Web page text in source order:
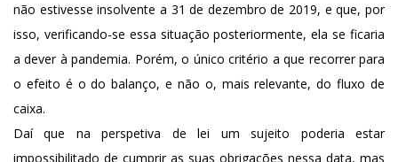
não estivesse insolvente a 31 de dezembro de 2019, e que, por
isso, verificando-se essa situação posteriormente, ela se ficaria
a dever à pandemia. Porém, o único critério a que recorrer para
o efeito é o do balanço, e não o, mais relevante, do fluxo de
caixa.
Daí que na perspetiva de lei um sujeito poderia estar
impossibilitado de cumprir as suas obrigações nessa data, mas